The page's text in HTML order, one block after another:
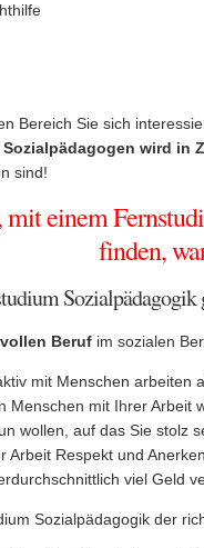
Bereich Sie sich
wird in
sind!
mit einem
finden,
Sozialpädagogik
Beruf im sozialen
mit Menschen arbeiten
Menschen mit Ihrer Arbeit
wollen, auf das Sie stolz
Arbeit Respekt und
viel Geld
Sozialpädagogik der